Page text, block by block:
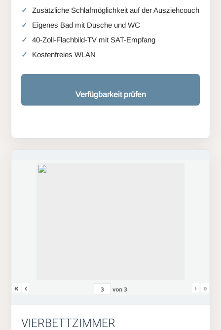
Zusätzliche Schlafmöglichkeit auf der Ausziehcouch
Eigenes Bad mit Dusche und WC
40-Zoll-Flachbild-TV mit SAT-Empfang
Kostenfreies WLAN
Verfügbarkeit prüfen
« ‹ von3 › »
VIERBETTZIMMER